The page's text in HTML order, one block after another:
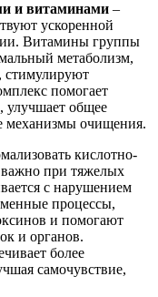
и витаминами –
ускоренной
Витамины группы
метаболизм,
стимулируют
помогает
улучшает общее
механизмы очищения.
кислотно-
при тяжелых
с нарушением
процессы,
и помогают
и органов.
более
самочувствие,